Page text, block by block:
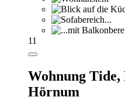
11
Wohnung Tide,
Hörnum